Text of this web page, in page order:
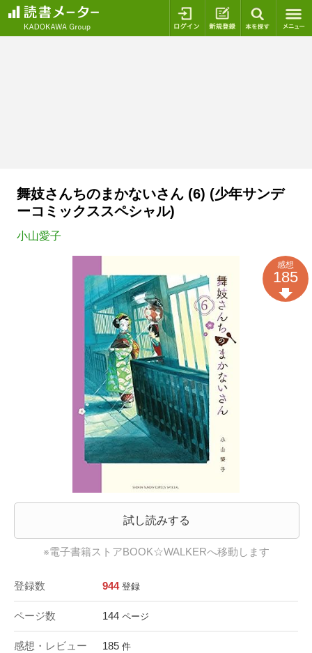
ログイン 新規登録
舞妓さんちのまかないさん (6) (少年サンデ
ーコミックススペシャル)
小山愛子
試し読みする
※電子書籍ストアBOOK☆WALKERへ移動します
登録数 944 登録
ページ数 144 ページ
感想・レビュー 185 件
感想
185